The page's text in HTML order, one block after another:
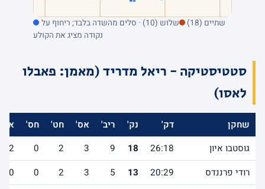
שתיים (18)
שלוש (10) · סלים מהשדה בלבד; ריחוף על
נקודה מציג את הקולע
סטטיסטיקה - ריאל מדריד (מאמן: פאבלו
לאסו)
שחקן דק' נק' ריב' אס' חט' חס'
אב'
גוסטבו איון
26:18
18
9
3
2
0
2
רודי פרננדס
20:29
13
5
3
2
0
0